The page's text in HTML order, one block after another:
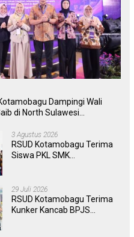
Dampingi Wali
di North Sulawesi
3 Agustus 2026
RSUD Kotamobagu Terima
Siswa PKL SMK
dan Layanan Kesehatan
29 Juli 2026
RSUD Kotamobagu Terima
Kunker Kancab BPJS